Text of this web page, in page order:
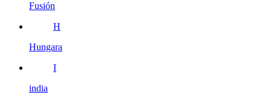
Fusión
H
Hungara
I
india